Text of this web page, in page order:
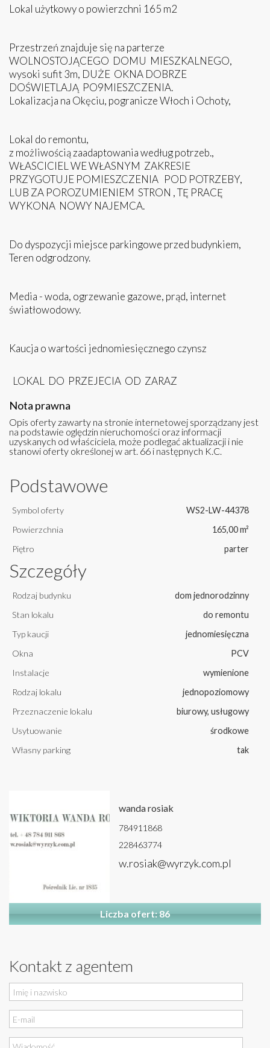
Lokal użytkowy o powierzchni 165 m2
Przestrzeń znajduje się na parterze
WOLNOSTOJĄCEGO DOMU MIESZKALNEGO,
wysoki sufit 3m, DUŻE OKNA DOBRZE
DOŚWIETLAJĄ PO9MIESZCZENIA.
Lokalizacja na Okęciu, pogranicze Włoch i Ochoty,
Lokal do remontu,
z możliwością zaadaptowania według potrzeb.,
WŁASCICIEL WE WŁASNYM ZAKRESIE
PRZYGOTUJE POMIESZCZENIA POD POTRZEBY,
LUB ZA POROZUMIENIEM STRON , TĘ PRACĘ
WYKONA NOWY NAJEMCA.
Do dyspozycji miejsce parkingowe przed budynkiem,
Teren odgrodzony.
Media - woda, ogrzewanie gazowe, prąd, internet
światłowodowy.
Kaucja o wartości jednomiesięcznego czynsz
LOKAL DO PRZEJECIA OD ZARAZ
Nota prawna
Opis oferty zawarty na stronie internetowej sporządzany jest
na podstawie oględzin nieruchomości oraz informacji
uzyskanych od właściciela, może podlegać aktualizacji i nie
stanowi oferty określonej w art. 66 i następnych K.C.
Podstawowe
Symbol oferty
WS2-LW-44378
Powierzchnia
165,00 m²
Piętro
parter
Szczegóły
Rodzaj budynku
dom jednorodzinny
Stan lokalu
do remontu
Typ kaucji
jednomiesięczna
Okna
PCV
Instalacje
wymienione
Rodzaj lokalu
jednopoziomowy
Przeznaczenie lokalu
biurowy, usługowy
Usytuowanie
środkowe
Własny parking
tak
wanda rosiak
784911868
228463774
w.rosiak@wyrzyk.com.pl
Liczba ofert: 86
Kontakt z agentem